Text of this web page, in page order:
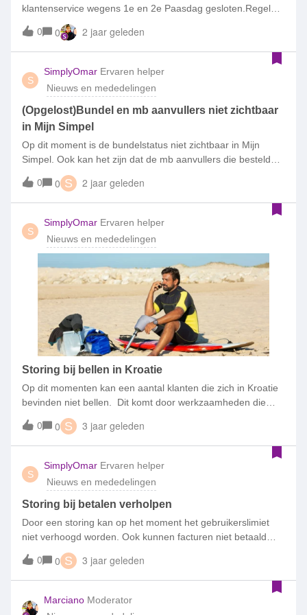
klantenservice wegens 1e en 2e Paasdag gesloten.Regel
alles in Mijn Simpel of vind het antwoord op je vraag in
de Knowledgebase.Heb je vragen waarop je het antwoord
niet kan vinden of lukt het niet in Mijn Simpel? Start dan een
nieuw topic. Er komt zo snel mogelijk iemand bij je!
0 0 2 jaar geleden
S
SimplyOmar Ervaren helper
Nieuws en mededelingen
(Opgelost)Bundel en mb aanvullers niet zichtbaar
in Mijn Simpel
Op dit moment is de bundelstatus niet zichtbaar in Mijn
Simpel. Ook kan het zijn dat de mb aanvullers die besteld
worden niet zichtbaar zijn.Wij werken er hard aan dit zo snel
mogelijk op te lossen.Onze excuses voor het ongemak.
0 0 S 2 jaar geleden
S
SimplyOmar Ervaren helper
Nieuws en mededelingen
Storing bij bellen in Kroatie
Op dit momenten kan een aantal klanten die zich in Kroatie
bevinden niet bellen. Dit komt door werkzaamheden die
gedaan worden aan het VOLTE netwerk daar waar wij geen
invloed op hebben. Er is wel een oplossing voor dit
probleem. Door het bellen via 4G uit te schakelen, moet het
weer mogelijk worden weer te kunnen bellen. Hieronder
leggen wij uit hoe 4G bellen is uit te schakelen. Hoe schakel
ik bellen via 4G uit? Voor android toestellen:Ga naar
instellingen &gt; verbindingen &gt; mobiele netwerken &gt;
bellen via 4 G uitzetten. Voor IoSKijk hier
0 0 S 3 jaar geleden
S
SimplyOmar Ervaren helper
Nieuws en mededelingen
Storing bij betalen verholpen
Door een storing kan op het moment het gebruikerslimiet
niet verhoogd worden. Ook kunnen facturen niet betaald
worden.De storing is inmiddels verholpen en rekeningen zijn
weer zichtbaar. Ook betalingen zijn weer mogelijk. Bij vragen
reageer gerust hieronder.
0 0 S 3 jaar geleden
Marciano Moderator